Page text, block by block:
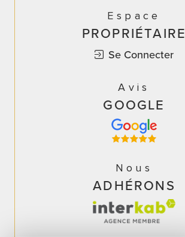
Espace
PROPRIÉTAIRE
Se Connecter
Avis
GOOGLE
Nous
ADHÉRONS